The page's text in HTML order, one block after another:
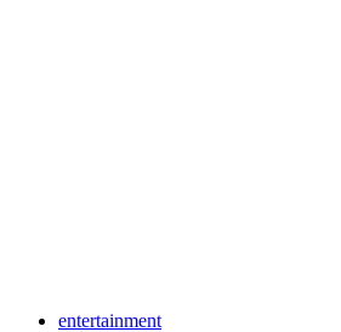
entertainment